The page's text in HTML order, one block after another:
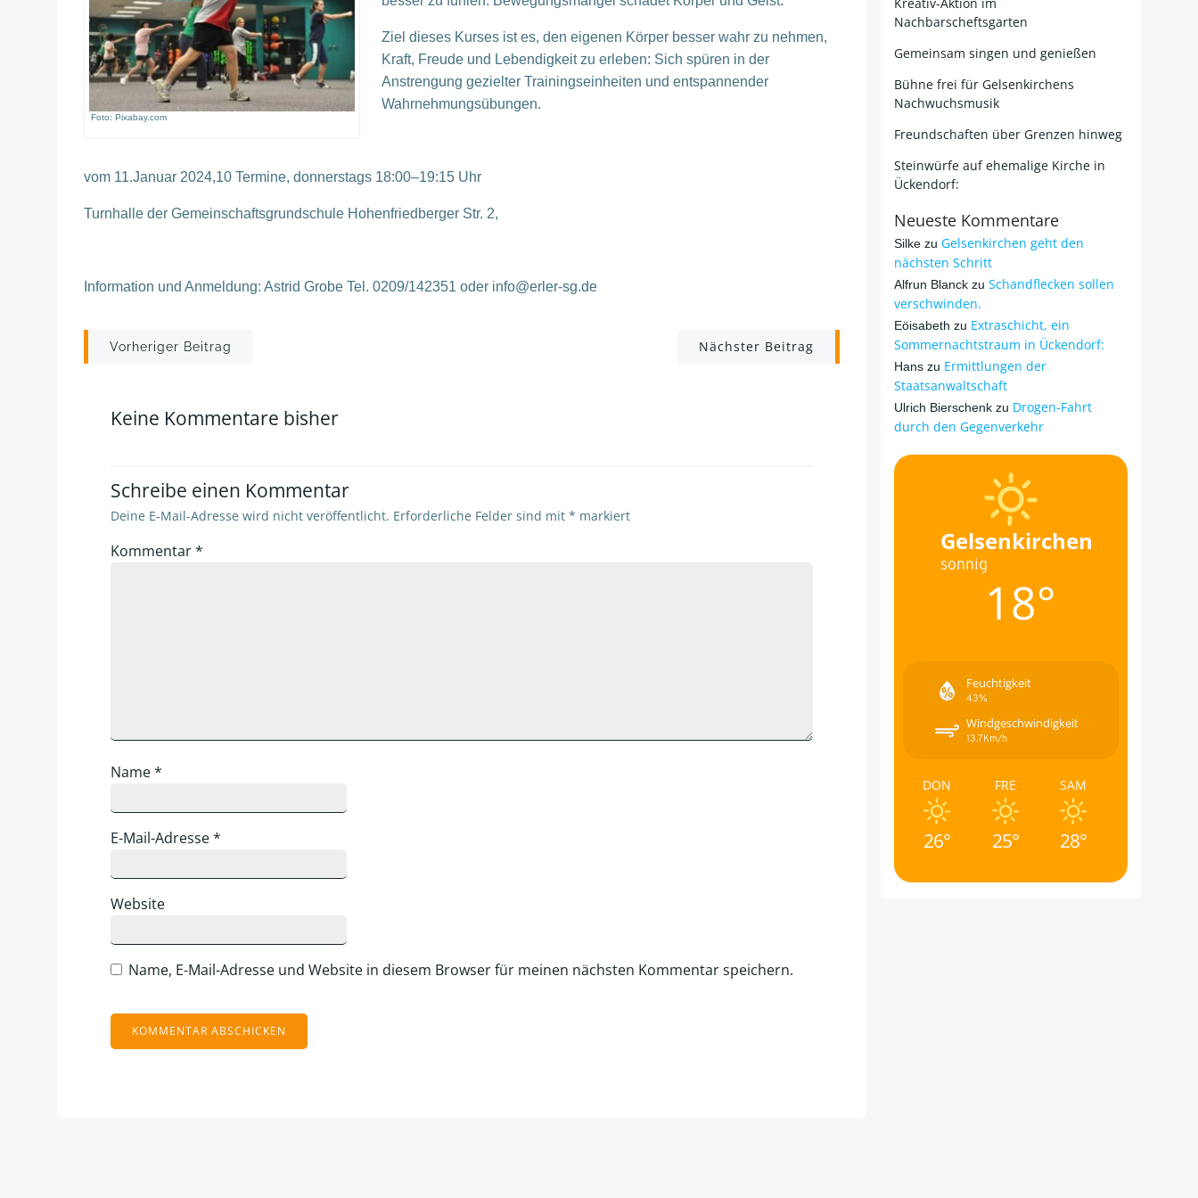
Foto: Pixabay.com
Ziel dieses Kurses ist es, den eigenen Körper besser wahr zu nehmen,
Kraft, Freude und Lebendigkeit zu erleben: Sich spüren in der
Anstrengung gezielter Trainingseinheiten und entspannender
Wahrnehmungsübungen.
vom 11.Januar 2024,10 Termine, donnerstags 18:00–19:15 Uhr
Turnhalle der Gemeinschaftsgrundschule Hohenfriedberger Str. 2,
Information und Anmeldung: Astrid Grobe Tel. 0209/142351 oder info@erler-sg.de
Post
Vorheriger Beitrag Nächster Beitrag
Keine Kommentare bisher
Schreibe einen Kommentar
Deine E-Mail-Adresse wird nicht veröffentlicht. Erforderliche Felder sind mit * markiert
Kommentar*
Name*
E-Mail-Adresse*
Website
Name, E-Mail-Adresse und Website in diesem Browser für meinen nächsten Kommentar speichern.
Nachbarscheftsgarten
Gemeinsam singen und genießen
Bühne frei für Gelsenkirchens
Nachwuchsmusik
Freundschaften über Grenzen hinweg
Steinwürfe auf ehemalige Kirche in
Ückendorf:
Neueste Kommentare
Silke zu Gelsenkirchen geht den
nächsten Schritt
Alfrun Blanck zu Schandflecken sollen
verschwinden.
Eöisabeth zu Extraschicht, ein
Sommernachtstraum in Ückendorf:
Hans zu Ermittlungen der
Staatsanwaltschaft
Ulrich Bierschenk zu Drogen-Fahrt
durch den Gegenverkehr
Gelsenkirchen
sonnig
18°
Feuchtigkeit
43%
Windgeschwindigkeit
13.7Km/h
DON
26°
FRE
25°
SAM
28°